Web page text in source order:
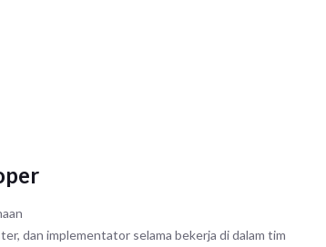
dan implementator selama bekerja di dalam tim